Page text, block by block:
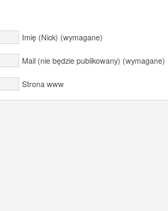
Imię (Nick) (wymagane)
Mail (nie będzie publikowany) (wymagane)
Strona www